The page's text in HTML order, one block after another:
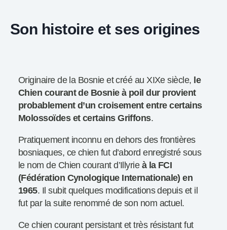
Son histoire et ses origines
Originaire de la Bosnie et créé au XIXe siècle, le
Chien courant de Bosnie à poil dur provient
probablement d’un croisement entre certains
Molossoïdes et certains Griffons.
Pratiquement inconnu en dehors des frontières
bosniaques, ce chien fut d’abord enregistré sous
le nom de Chien courant d’Illyrie à la FCI
(Fédération Cynologique Internationale) en
1965. Il subit quelques modifications depuis et il
fut par la suite renommé de son nom actuel.
Ce chien courant persistant et très résistant fut